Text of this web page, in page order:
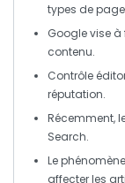
types de
Google vise à
contenu.
Contrôle
réputation.
Récemment,
Search.
Le
affecter les